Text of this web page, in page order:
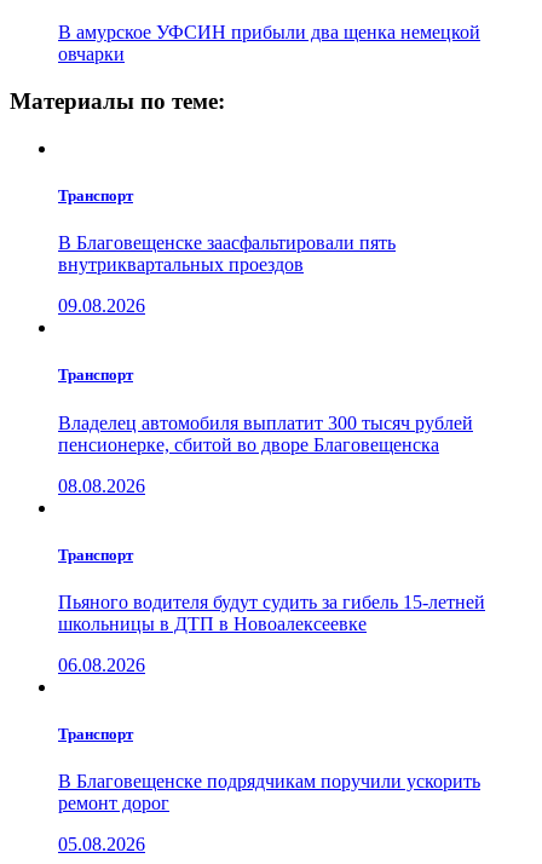
В амурское УФСИН прибыли два щенка немецкой
овчарки
Материалы по теме:
Транспорт
В Благовещенске заасфальтировали пять
внутриквартальных проездов
09.08.2026
Транспорт
Владелец автомобиля выплатит 300 тысяч рублей
пенсионерке, сбитой во дворе Благовещенска
08.08.2026
Транспорт
Пьяного водителя будут судить за гибель 15-летней
школьницы в ДТП в Новоалексеевке
06.08.2026
Транспорт
В Благовещенске подрядчикам поручили ускорить
ремонт дорог
05.08.2026